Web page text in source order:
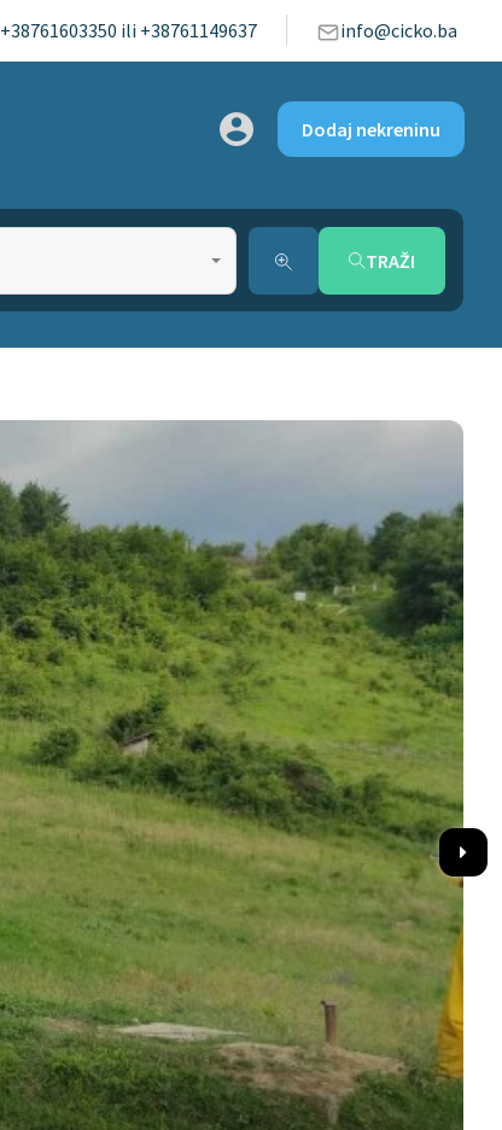
+38761603350 ili +38761149637 info@cicko.ba
Dodaj nekreninu
TRAŽI